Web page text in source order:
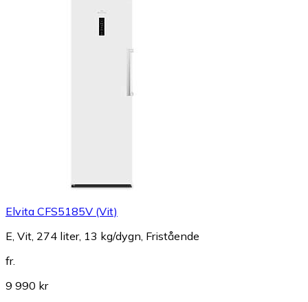
Elvita CFS5185V (Vit)
E, Vit, 274 liter, 13 kg/dygn, Fristående
fr.
9 990 kr